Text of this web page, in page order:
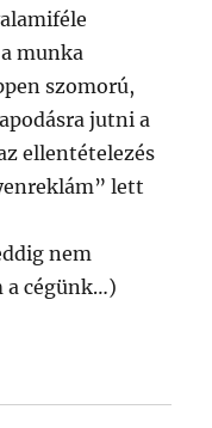
munka
szomorú,
jutni a
ellentételezés
lett
nem
a cégünk…)